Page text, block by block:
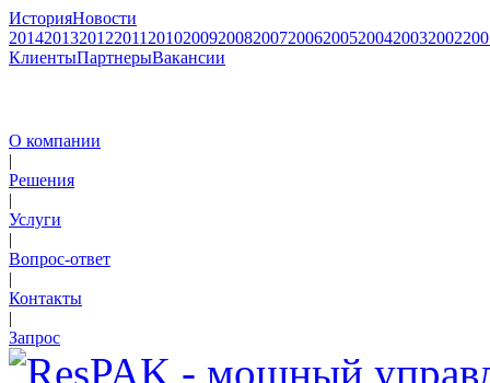
ИсторияНовости
2014201320122011 201020092008200720062005200420032002
КлиентыПартнерыВакансии
О компании
|
Решения
|
Услуги
|
Вопрос-ответ
|
Контакты
|
Запрос